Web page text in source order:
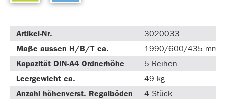
Artikel-Nr.
3020033
Maße aussen H/B/T ca.
1990/600/435 mm
Kapazität DIN-A4 Ordnerhöhe
5 Reihen
Leergewicht ca.
49 kg
Anzahl höhenverst. Regalböden
4 Stück